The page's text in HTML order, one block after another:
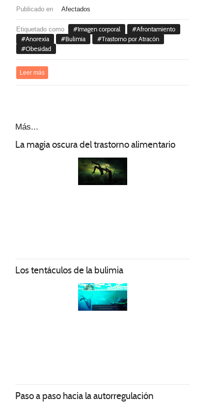
Publicado en Afectados
Etiquetado como Imagen corporal
Afrontamiento
Anorexia
Bulimia
Trastorno por Atracón
Obesidad
Leer más
Más...
La magia oscura del trastorno alimentario
Los tentáculos de la bulimia
Paso a paso hacia la autorregulación